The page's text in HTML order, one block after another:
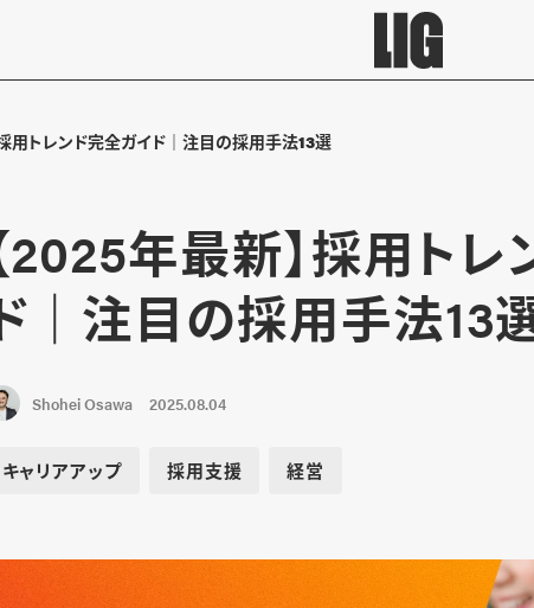
用トレンド完全ガイド｜注目の採用手法13選
2025年最新】採用ト
｜注目の採用手法13
Shohei Osawa 2025.08.04
キャリアアップ 採用支援 経営